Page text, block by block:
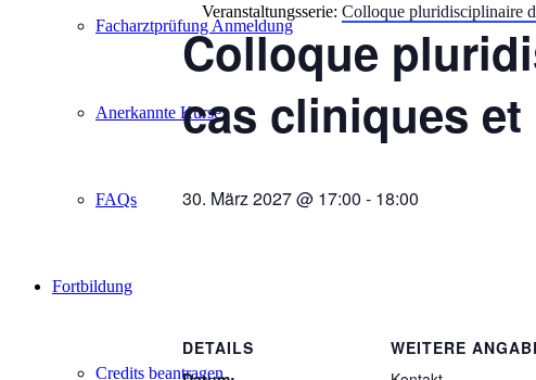
Facharztprüfung Anmeldung
Anerkannte Kurse
FAQs
Fortbildung
Credits beantragen
Veranstaltungsserie: Colloque pluridisciplinaire
Colloque
cas cliniques
30. März 2027 @ 17:00 - 18:00
DETAILS
WEITERE